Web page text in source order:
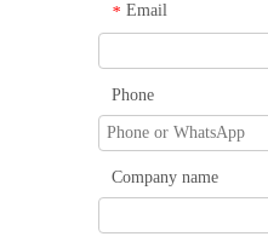
* Email
Phone
Company name